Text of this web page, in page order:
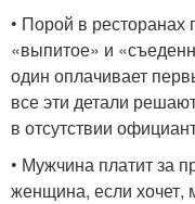
• Порой в ресторанах
«выпитое» и
один оплачивает
все эти детали
в отсутствии
• Мужчина платит за
женщина, если хочет,